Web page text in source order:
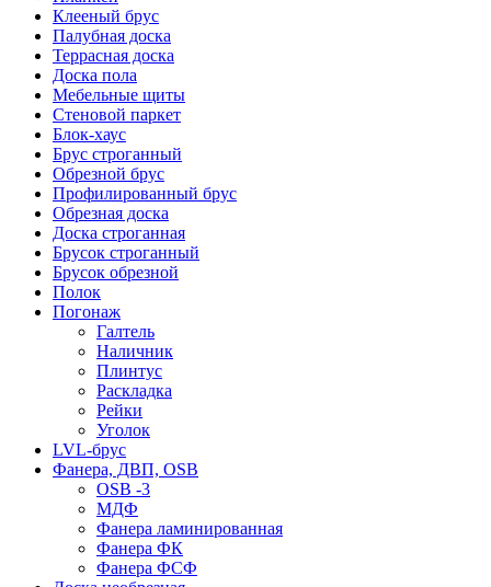
Клееный брус
Палубная доска
Террасная доска
Доска пола
Мебельные щиты
Стеновой паркет
Блок-хаус
Брус строганный
Обрезной брус
Профилированный брус
Обрезная доска
Доска строганная
Брусок строганный
Брусок обрезной
Полок
Погонаж
Галтель
Наличник
Плинтус
Раскладка
Рейки
Уголок
LVL-брус
Фанера, ДВП, OSB
OSB -3
МДФ
Фанера ламинированная
Фанера ФК
Фанера ФСФ